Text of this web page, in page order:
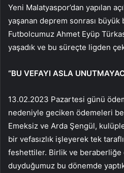
Yeni Malatyaspor’dan yapılan
yaşanan deprem sonrası büyük
Futbolcumuz Ahmet Eyüp
yaşadık ve bu süreçte ligden
“BU VEFAYI ASLA
13.02.2023 Pazartesi günü
nedeniyle geciken ödemeleri
Emeksiz ve Arda Şengül,
bir vefasızlık işleyerek tek
feshettiler. Birlik ve beraberliğe
duyduğumuz bu dönemde